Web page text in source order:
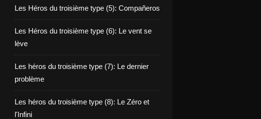
Les Héros du troisième type (5): Compañeros
Les Héros du troisième type (6): Le vent se
lève
Les héros du troisième type (7): Le dernier
problème
Les héros du troisième type (8): Le Zéro et
l'Infini